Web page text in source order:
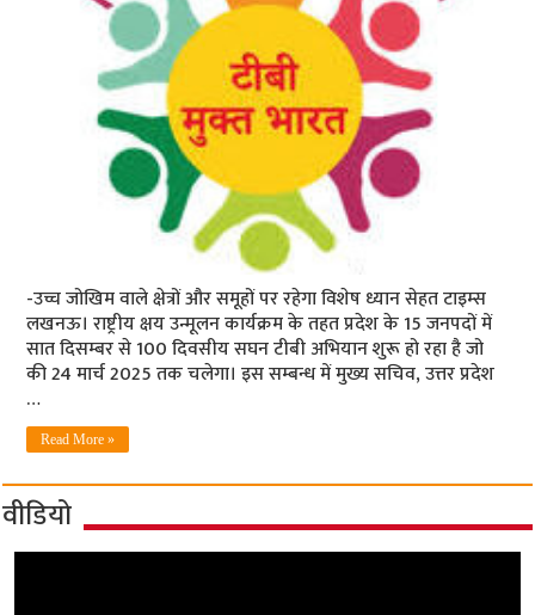
-उच्च जोखिम वाले क्षेत्रों और समूहों पर रहेगा विशेष ध्यान सेहत टाइम्स
लखनऊ। राष्ट्रीय क्षय उन्मूलन कार्यक्रम के तहत प्रदेश के 15 जनपदों में
सात दिसम्बर से 100 दिवसीय सघन टीबी अभियान शुरू हो रहा है जो
की 24 मार्च 2025 तक चलेगा। इस सम्बन्ध में मुख्य सचिव, उत्तर प्रदेश
…
Read More »
वीडियो